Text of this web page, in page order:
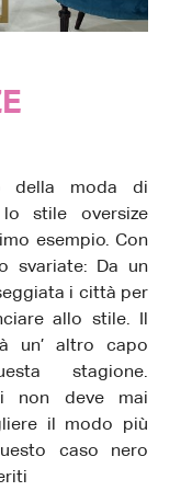
della moda di
lo stile oversize
esempio. Con
svariate: Da un
i città per
allo stile. Il
un’ altro capo
stagione.
non deve mai
il modo più
caso nero